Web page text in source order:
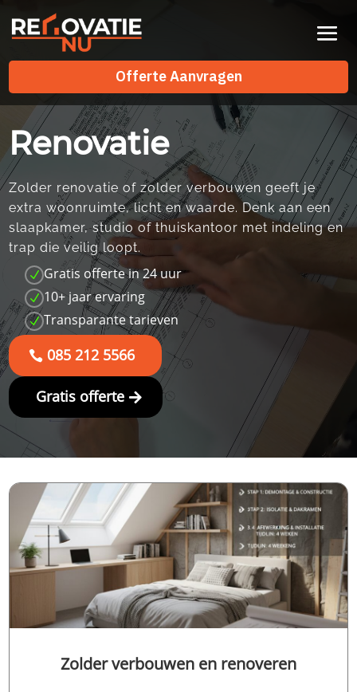
Offerte Aanvragen
Offerte Aanvragen
Renovatie
Zolder renovatie of zolder verbouwen geeft je
extra woonruimte, licht en waarde.​ Denk aan een
slaapkamer, studio of thuiskantoor met indeling en
trap die veilig loopt.​
N Gratis offerte in 24 uur
N 10+ jaar ervaring
N Transparante tarieven
085 212 5566
Gratis offerte
Zolder verbouwen en renoveren